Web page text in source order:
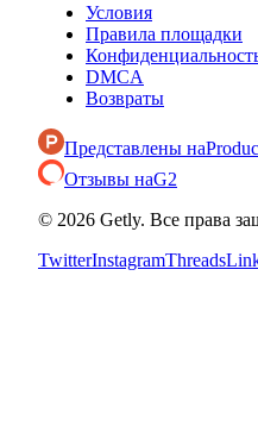
Условия
Правила площадки
DMCA
Возвраты
Представлены на
Отзывы наG2
© 2026 Getly. Все права
TwitterInstagramThreads